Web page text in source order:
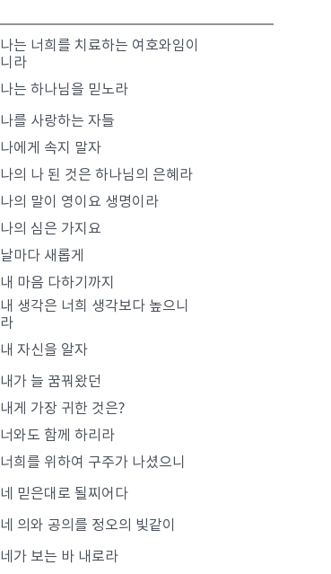
나는 너희를 치료하는 여호와임이
니라
나는 하나님을 믿노라
나를 사랑하는 자들
나에게 속지 말자
나의 나 된 것은 하나님의 은혜라
나의 말이 영이요 생명이라
나의 심은 가지요
날마다 새롭게
내 마음 다하기까지
내 생각은 너희 생각보다 높으니
라
내 자신을 알자
내가 늘 꿈꿔왔던
내게 가장 귀한 것은?
너와도 함께 하리라
너희를 위하여 구주가 나셨으니
네 믿은대로 될찌어다
네 의와 공의를 정오의 빛같이
네가 보는 바 내로라